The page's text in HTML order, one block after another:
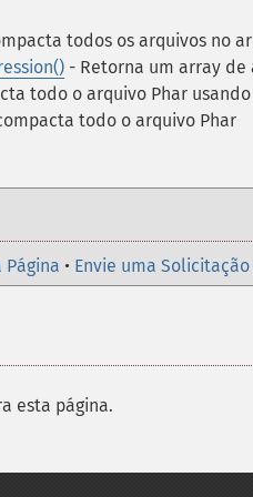
todos os arquivos no
- Retorna um array
todo o arquivo Phar
todo o arquivo Phar
Página • Envie uma
esta página.